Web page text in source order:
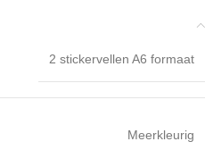
2 stickervellen A6 formaat
Meerkleurig